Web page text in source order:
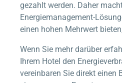
gezahlt werden. Daher
Energiemanagement-
einen hohen Mehrwert
Wenn Sie mehr darüber
Ihrem Hotel den
vereinbaren Sie direkt einen